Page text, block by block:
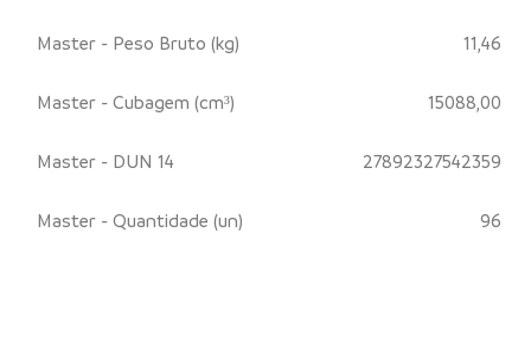
Master - Peso Bruto (kg) 11,46
Master - Cubagem (cm³) 15088,00
Master - DUN 14 27892327542359
Master - Quantidade (un) 96